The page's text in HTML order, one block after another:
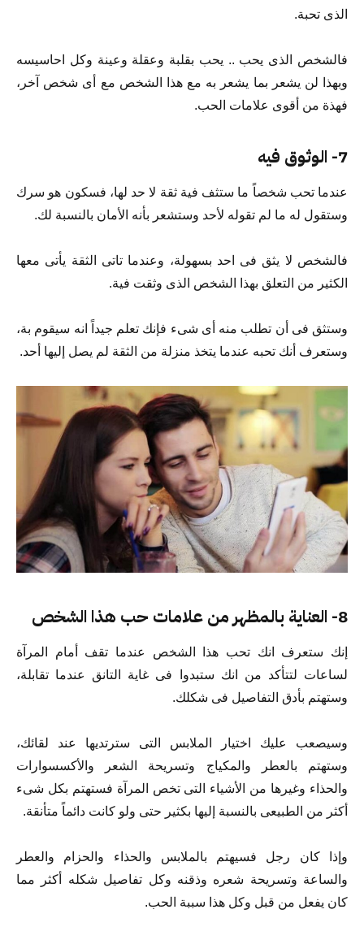
الذى تحبة.
فالشخص الذى يحب .. يحب بقلبة وعقلة وعينة وكل احاسيسه
وبهذا لن يشعر بما يشعر به مع هذا الشخص مع أى شخص آخر،
فهذة من أقوى علامات الحب.
7- الوثوق فيه
عندما تحب شخصاً ما ستثف فية ثقة لا حد لها، فسكون هو سرك
وستقول له ما لم تقوله لأحد وستشعر بأنه الأمان بالنسبة لك.
فالشخص لا يثق فى احد بسهولة، وعندما تاتى الثقة يأتى معها
الكثير من التعلق بهذا الشخص الذى وثقت فية.
وستثق فى أن تطلب منه أى شىء فإنك تعلم جيداً انه سيقوم بة،
وستعرف أنك تحبه عندما يتخذ منزلة من الثقة لم يصل إليها أحد.
8- العناية بالمظهر من علامات حب هذا الشخص
إنك ستعرف انك تحب هذا الشخص عندما تقف أمام المرآة
لساعات لتتأكد من انك ستبدوا فى غاية التانق عندما تقابلة،
وستهتم بأدق التفاصيل فى شكلك.
وسيصعب عليك اختيار الملابس التى سترتديها عند لقائك،
وستهتم بالعطر والمكياج وتسريحة الشعر والأكسسوارات
والحذاء وغيرها من الأشياء التى تخص المرآة فستهتم بكل شىء
أكثر من الطبيعى بالنسبة إليها بكثير حتى ولو كانت دائماً متأنقة.
وإذا كان رجل فسيهتم بالملابس والحذاء والحزام والعطر
والساعة وتسريحة شعره وذقنه وكل تفاصيل شكله أكثر مما
كان يفعل من قبل وكل هذا سببة الحب.